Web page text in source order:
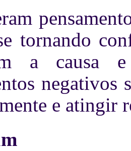
tornando
a causa
negativos
e atingir